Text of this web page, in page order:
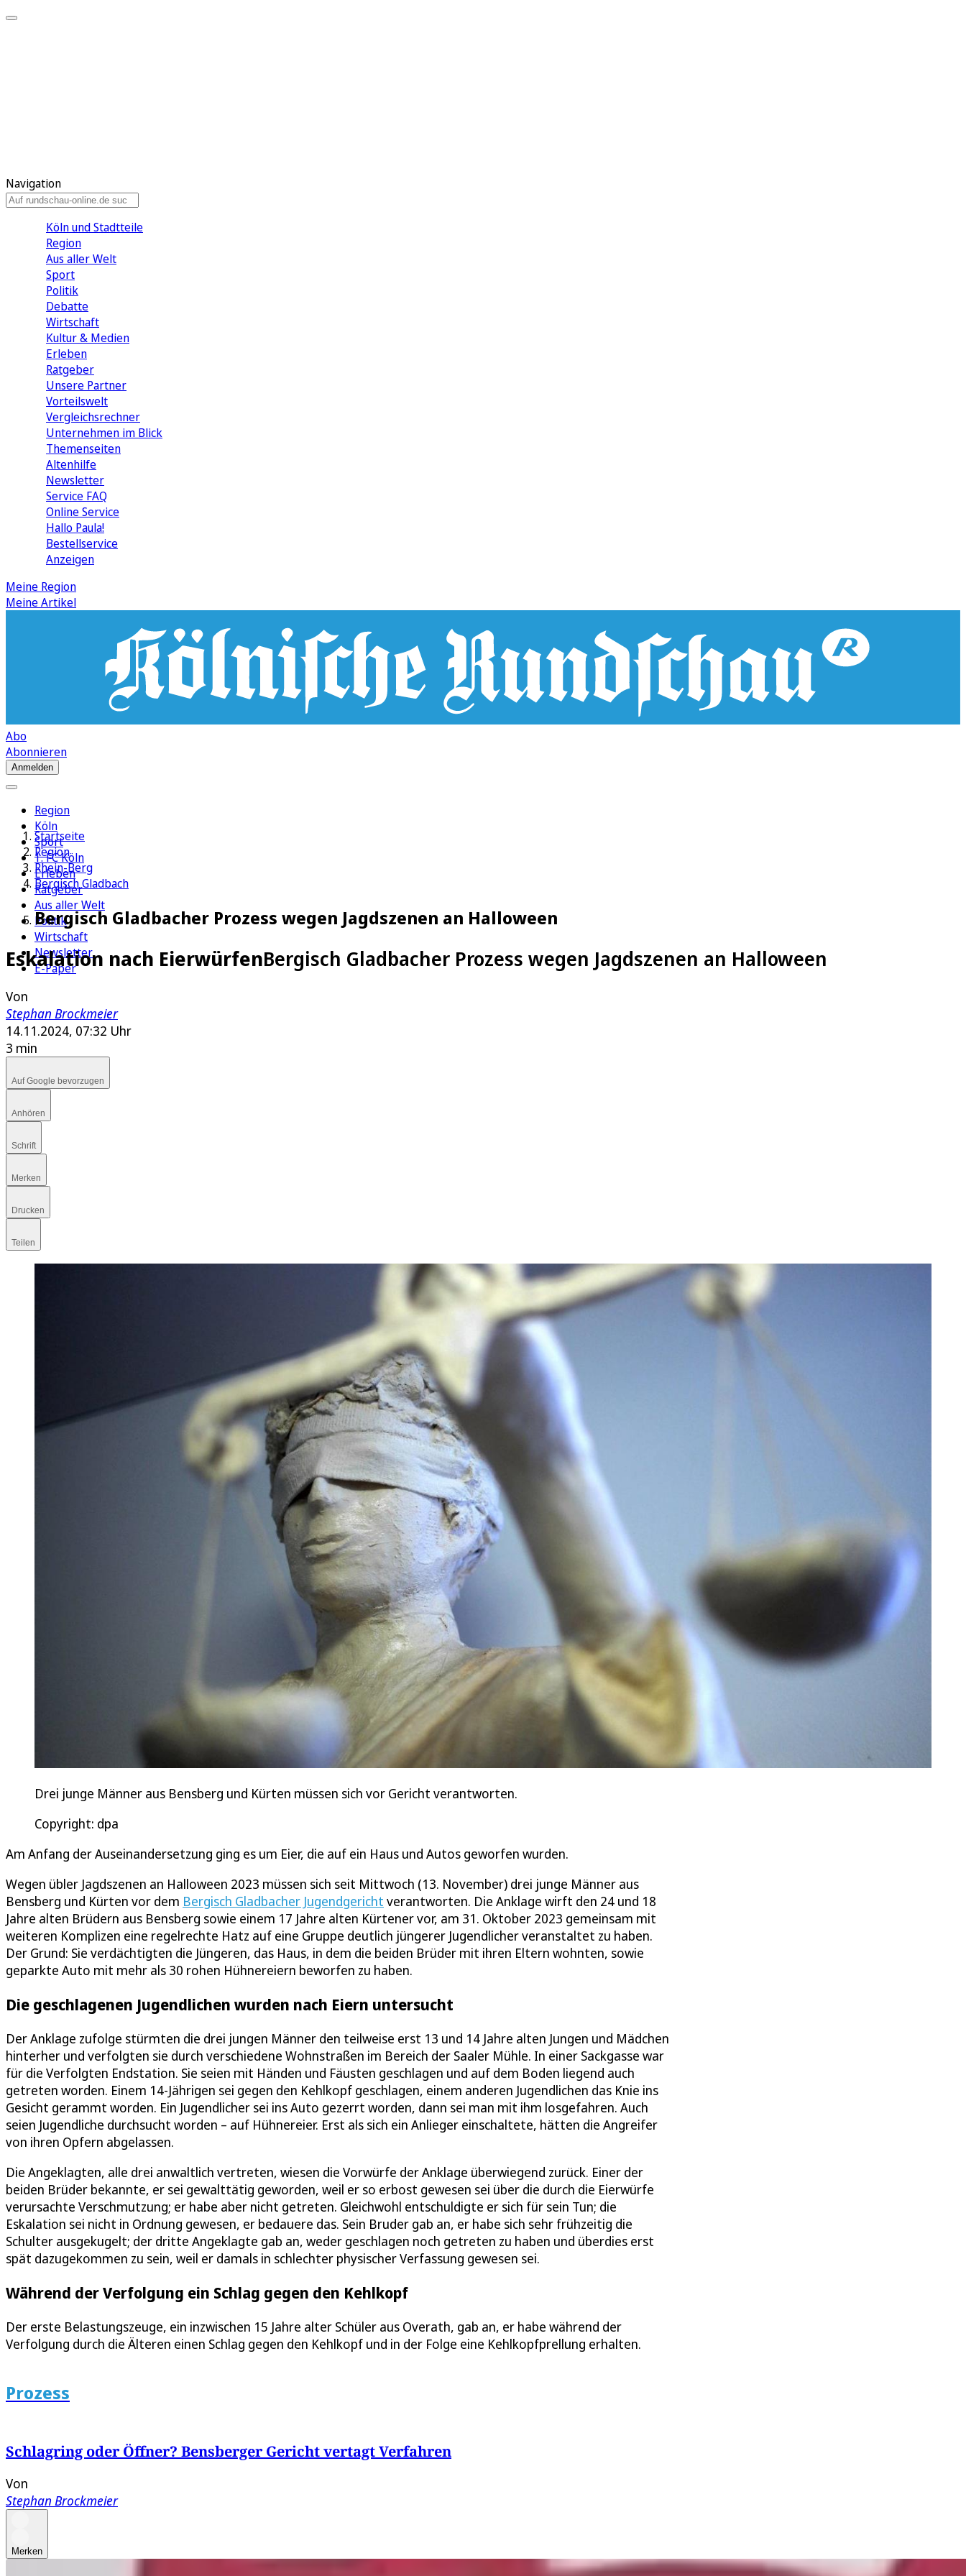
Navigation
Köln und Stadtteile
Region
Aus aller Welt
Sport
Politik
Debatte
Wirtschaft
Kultur & Medien
Erleben
Ratgeber
Unsere Partner
Vorteilswelt
Vergleichsrechner
Unternehmen im Blick
Themenseiten
Altenhilfe
Newsletter
Service FAQ
Online Service
Hallo Paula!
Bestellservice
Anzeigen
Meine Region
Meine Artikel
Abo
Abonnieren
Anmelden
Region
Köln
Sport
1. FC Köln
Erleben
Ratgeber
Aus aller Welt
Politik
Wirtschaft
Newsletter
E-Paper
Startseite
Region
Rhein-Berg
Bergisch Gladbach
Bergisch Gladbacher Prozess wegen Jagdszenen an Halloween
Eskalation nach EierwürfenBergisch Gladbacher Prozess wegen Jagdszenen an Halloween
Von
Stephan Brockmeier
14.11.2024, 07:32 Uhr
3 min
Auf Google bevorzugen
Anhören
Schrift
Merken
Drucken
Teilen
Drei junge Männer aus Bensberg und Kürten müssen sich vor Gericht verantworten.
Copyright: dpa
Am Anfang der Auseinandersetzung ging es um Eier, die auf ein Haus und Autos geworfen wurden.
Wegen übler Jagdszenen an Halloween 2023 müssen sich seit Mittwoch (13. November) drei junge Männer aus
Bensberg und Kürten vor dem Bergisch Gladbacher Jugendgericht verantworten. Die Anklage wirft den 24 und 18
Jahre alten Brüdern aus Bensberg sowie einem 17 Jahre alten Kürtener vor, am 31. Oktober 2023 gemeinsam mit
weiteren Komplizen eine regelrechte Hatz auf eine Gruppe deutlich jüngerer Jugendlicher veranstaltet zu haben.
Der Grund: Sie verdächtigten die Jüngeren, das Haus, in dem die beiden Brüder mit ihren Eltern wohnten, sowie
geparkte Auto mit mehr als 30 rohen Hühnereiern beworfen zu haben.
Die geschlagenen Jugendlichen wurden nach Eiern untersucht
Der Anklage zufolge stürmten die drei jungen Männer den teilweise erst 13 und 14 Jahre alten Jungen und Mädchen
hinterher und verfolgten sie durch verschiedene Wohnstraßen im Bereich der Saaler Mühle. In einer Sackgasse war
für die Verfolgten Endstation. Sie seien mit Händen und Fäusten geschlagen und auf dem Boden liegend auch
getreten worden. Einem 14-Jährigen sei gegen den Kehlkopf geschlagen, einem anderen Jugendlichen das Knie ins
Gesicht gerammt worden. Ein Jugendlicher sei ins Auto gezerrt worden, dann sei man mit ihm losgefahren. Auch
seien Jugendliche durchsucht worden – auf Hühnereier. Erst als sich ein Anlieger einschaltete, hätten die Angreifer
von ihren Opfern abgelassen.
Die Angeklagten, alle drei anwaltlich vertreten, wiesen die Vorwürfe der Anklage überwiegend zurück. Einer der
beiden Brüder bekannte, er sei gewalttätig geworden, weil er so erbost gewesen sei über die durch die Eierwürfe
verursachte Verschmutzung; er habe aber nicht getreten. Gleichwohl entschuldigte er sich für sein Tun; die
Eskalation sei nicht in Ordnung gewesen, er bedauere das. Sein Bruder gab an, er habe sich sehr frühzeitig die
Schulter ausgekugelt; der dritte Angeklagte gab an, weder geschlagen noch getreten zu haben und überdies erst
spät dazugekommen zu sein, weil er damals in schlechter physischer Verfassung gewesen sei.
Während der Verfolgung ein Schlag gegen den Kehlkopf
Der erste Belastungszeuge, ein inzwischen 15 Jahre alter Schüler aus Overath, gab an, er habe während der
Verfolgung durch die Älteren einen Schlag gegen den Kehlkopf und in der Folge eine Kehlkopfprellung erhalten.
Prozess
Schlagring oder Öffner? Bensberger Gericht vertagt Verfahren
Von
Stephan Brockmeier
Merken